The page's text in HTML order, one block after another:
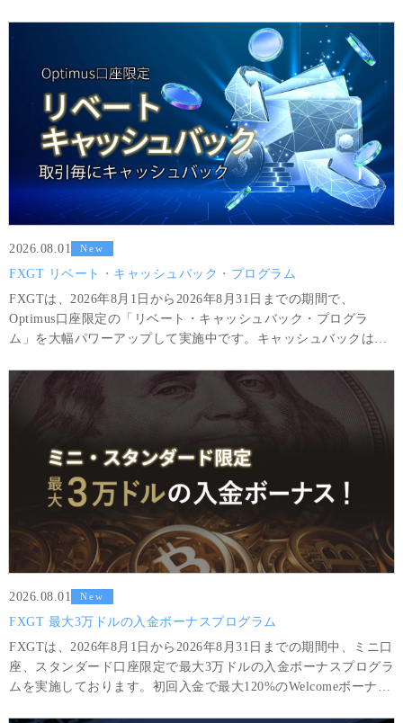
た利益は、6GTLot（＝600,000 USD相当額）以上の取引と最低8
回の取引を完了した場合に限り出金可能です。
2026.08.01 New
FXGT リベート・キャッシュバック・プログラム
FXGTは、2026年8月1日から2026年8月31日までの期間で、
Optimus口座限定の「リベート・キャッシュバック・プログラ
ム」を大幅パワーアップして実施中です。キャッシュバックは、
取引口座に反映されます。
2026.08.01 New
FXGT 最大3万ドルの入金ボーナスプログラム
FXGTは、2026年8月1日から2026年8月31日までの期間中、ミニ口
座、スタンダード口座限定で最大3万ドルの入金ボーナスプログラ
ムを実施しております。初回入金で最大120%のWelcomeボーナス